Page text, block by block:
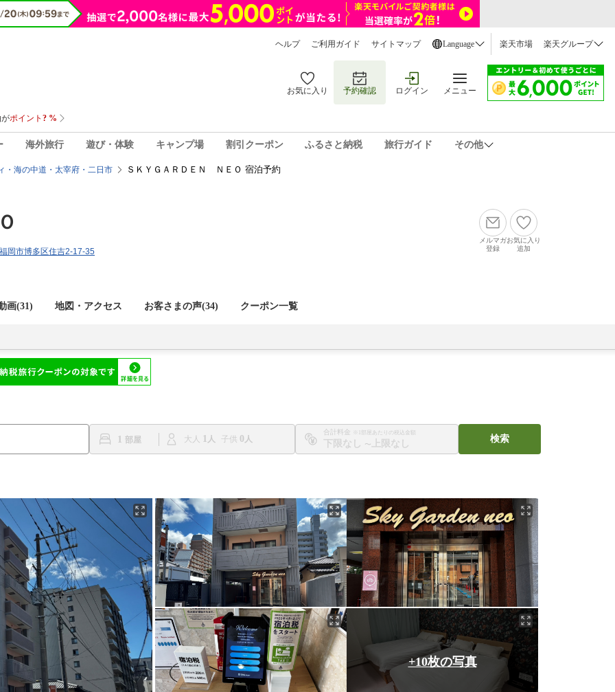
ヘルプ ご利用ガイド サイトマップ Language 楽天市場 楽天グループ
お気に入り 予約確認 ログイン メニュー
海外旅行 遊び・体験 キャンプ場 割引クーポン ふるさと納税 旅行ガイド その他
・海の中道・太宰府・二日市 ＳＫＹＧＡＲＤＥＮ ＮＥＯ 宿泊予約
岡市博多区住吉2-17-35
メルマガ
登録
お気に入り
追加
画(31) 地図・アクセス お客さまの声(34) クーポン一覧
1 大人 1 子供 0
合計料金 ※1部屋あたりの税込金額
〜
検索
+10枚の写真